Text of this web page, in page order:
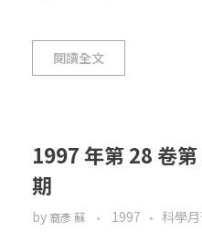
閱讀全文
1997 年第 28 卷
期
by 裔彥 蘇 1997 科學